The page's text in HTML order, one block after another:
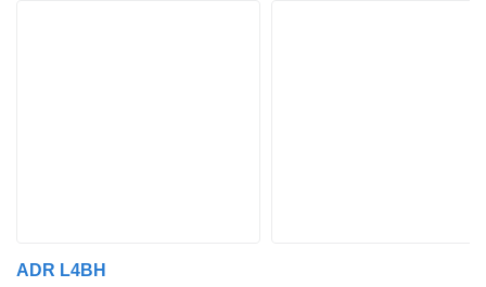
ADR L4BH